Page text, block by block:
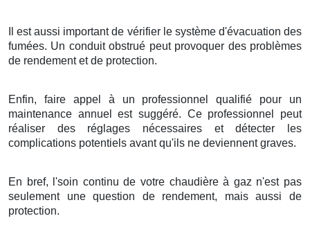
Il est aussi important de vérifier le système d'évacuation des
fumées. Un conduit obstrué peut provoquer des problèmes
de rendement et de protection.
Enfin, faire appel à un professionnel qualifié pour un
maintenance annuel est suggéré. Ce professionnel peut
réaliser des réglages nécessaires et détecter les
complications potentiels avant qu'ils ne deviennent graves.
En bref, l'soin continu de votre chaudière à gaz n'est pas
seulement une question de rendement, mais aussi de
protection.